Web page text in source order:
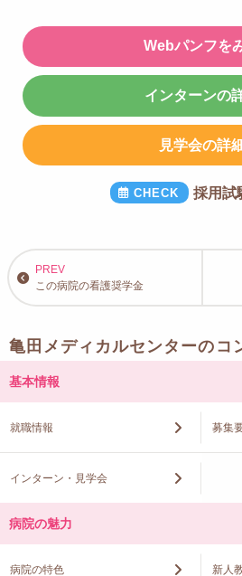
Webパンフを
インターンの
見学会の詳
採用試
この病院の看護奨学金
亀田メディカルセンターのコ
基本情報
就職情報 募集
インターン・見学会
病院の魅力
病院の特色 新人